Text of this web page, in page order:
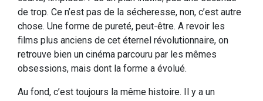
de trop. Ce n’est pas de la sécheresse, non, c’est autre
chose. Une forme de pureté, peut-être. A revoir les
films plus anciens de cet éternel révolutionnaire, on
retrouve bien un cinéma parcouru par les mêmes
obsessions, mais dont la forme a évolué.
Au fond, c’est toujours la même histoire. Il y a un